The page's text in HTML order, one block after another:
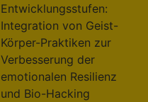
Entwicklungsstufen:
Integration von Geist-
Körper-Praktiken zur
Verbesserung der
emotionalen Resilienz
und Bio-Hacking